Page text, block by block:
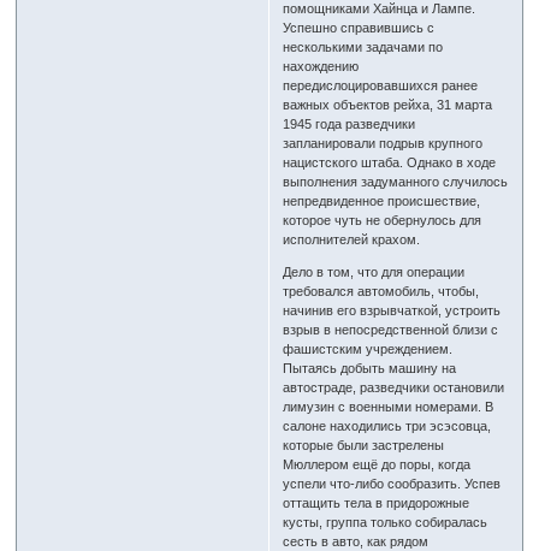
помощниками Хайнца и Лампе.
Успешно справившись с
несколькими задачами по
нахождению
передислоцировавшихся ранее
важных объектов рейха, 31 марта
1945 года разведчики
запланировали подрыв крупного
нацистского штаба. Однако в ходе
выполнения задуманного случилось
непредвиденное происшествие,
которое чуть не обернулось для
исполнителей крахом.
Дело в том, что для операции
требовался автомобиль, чтобы,
начинив его взрывчаткой, устроить
взрыв в непосредственной близи с
фашистским учреждением.
Пытаясь добыть машину на
автостраде, разведчики остановили
лимузин с военными номерами. В
салоне находились три эсэсовца,
которые были застрелены
Мюллером ещё до поры, когда
успели что-либо сообразить. Успев
оттащить тела в придорожные
кусты, группа только собиралась
сесть в авто, как рядом